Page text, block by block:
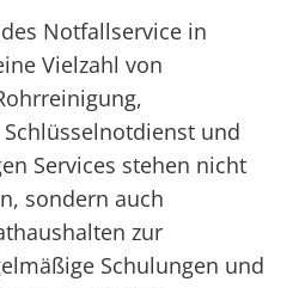
Notfallservice in
Vielzahl von
und
Services stehen nicht
sondern auch
zur
Schulungen und